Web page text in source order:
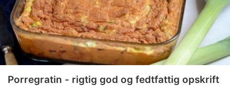
Porregratin - rigtig god og fedtfattig opskrift